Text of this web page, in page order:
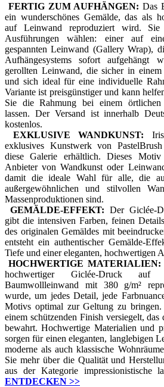
FERTIG ZUM AUFHÄNGEN: Das
ein wunderschönes Gemälde, das als
auf Leinwand reproduziert wird.
Ausführungen wählen: einer auf
gespannten Leinwand (Gallery Wrap),
Aufhängesystems sofort aufgehängt
gerollten Leinwand, die sicher in
und sich ideal für eine individuelle
Variante ist preisgünstiger und kann
Sie die Rahmung bei einem örtlichen
lassen. Der Versand ist innerhalb
kostenlos.
EXKLUSIVE WANDKUNST:
exklusives Kunstwerk von
diese Galerie erhältlich. Dieses
Anbieter von Wandkunst oder
damit die ideale Wahl für alle, die
außergewöhnlichen und stilvollen
Massenproduktionen sind.
GEMÄLDE-EFFEKT: Der Giclée-
gibt die intensiven Farben, feinen
des originalen Gemäldes mit
entsteht ein authentischer Gemälde-
Tiefe und einer eleganten, hochwertigen
HOCHWERTIGE MATERIALIEN:
hochwertiger Giclée-Druck
Baumwollleinwand mit 380 g/m²
wurde, um jedes Detail, jede
Motivs optimal zur Geltung zu
einem schützenden Finish versiegelt,
bewahrt. Hochwertige Materialien und
sorgen für einen eleganten, langlebigen
moderne als auch klassische
Sie mehr über die Qualität und
aus der Kategorie impressionistische
ENTDECKEN >>